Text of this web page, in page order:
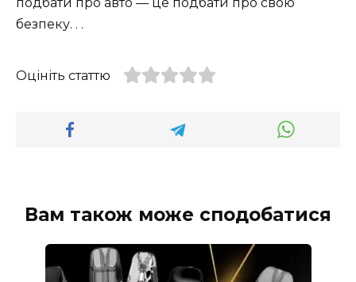
безпеку. . .
Оцініть статтю
Вам також може сподобатися